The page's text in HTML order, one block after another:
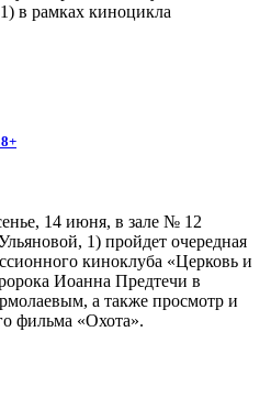
в рамках киноцикла
14 июня, в зале № 12
1) пройдет очередная
киноклуба «Церковь и
Иоанна Предтечи в
а также просмотр и
фильма «Охота».